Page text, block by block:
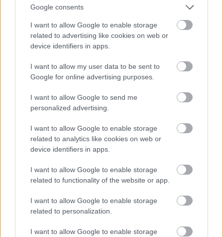
Google consents
I want to allow Google to enable storage
related to advertising like cookies on web or
device identifiers in apps.
I want to allow my user data to be sent to
Google for online advertising purposes.
I want to allow Google to send me
personalized advertising.
I want to allow Google to enable storage
related to analytics like cookies on web or
device identifiers in apps.
I want to allow Google to enable storage
related to functionality of the website or app.
I want to allow Google to enable storage
related to personalization.
I want to allow Google to enable storage
Ez is New York, de ezt a partit azért rendezte Cardi
B, mert debütáló nagylemeze egy hét alatt
aranylemez lett.
Fotó: Johnny Nunez / Getty Images Hungary
Jön még kép!